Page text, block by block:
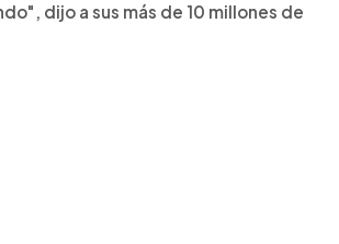
dijo a sus más de 10 millones de